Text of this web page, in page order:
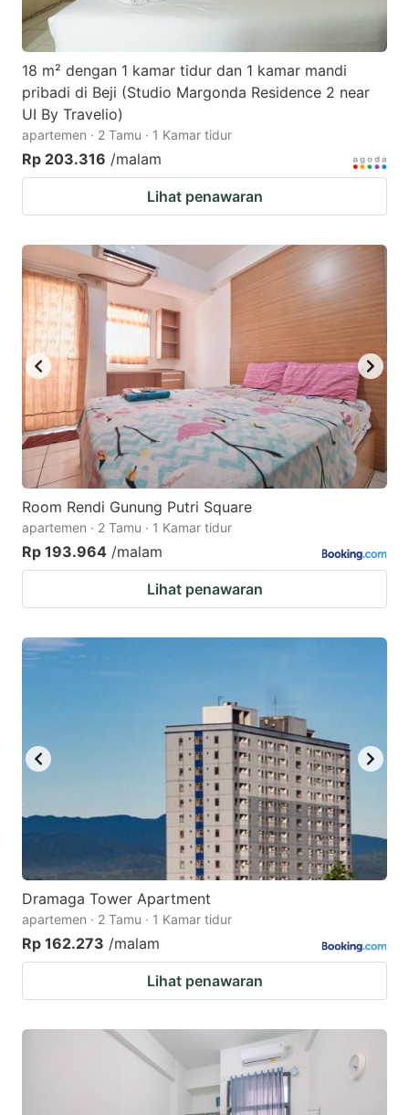
18 m² dengan 1 kamar tidur dan 1 kamar mandi
pribadi di Beji (Studio Margonda Residence 2 near
UI By Travelio)
apartemen · 2 Tamu · 1 Kamar tidur
Rp 203.316 /malam
Lihat penawaran
Room Rendi Gunung Putri Square
apartemen · 2 Tamu · 1 Kamar tidur
Rp 193.964 /malam
Lihat penawaran
Dramaga Tower Apartment
apartemen · 2 Tamu · 1 Kamar tidur
Rp 162.273 /malam
Lihat penawaran